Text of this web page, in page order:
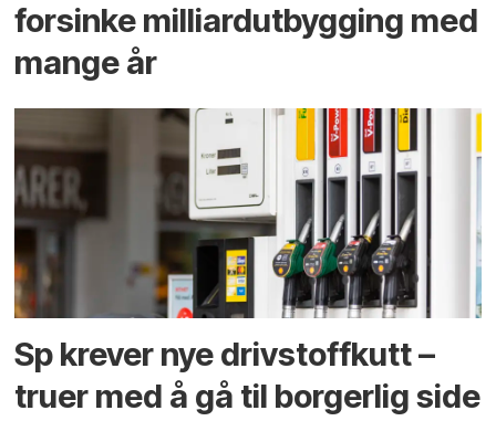
forsinke milliard­utbygging med
mange år
Sp krever nye drivstoffkutt –
truer med å gå til borgerlig side